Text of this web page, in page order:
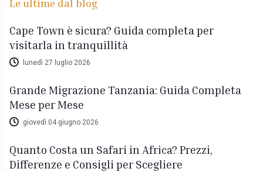
Le ultime dal blog
Cape Town è sicura? Guida completa per
visitarla in tranquillità
lunedì 27 luglio 2026
Grande Migrazione Tanzania: Guida Completa
Mese per Mese
giovedì 04 giugno 2026
Quanto Costa un Safari in Africa? Prezzi,
Differenze e Consigli per Scegliere